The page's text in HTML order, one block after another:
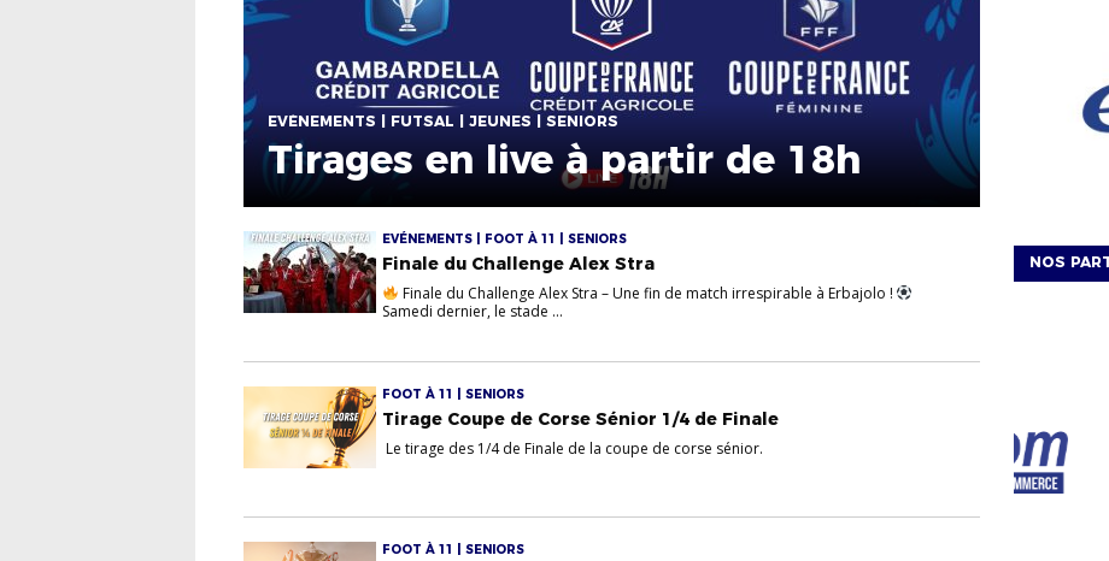
EVÉNEMENTS | FUTSAL | JEUNES | SENIORS
Tirages en live à partir de 18h
EVÉNEMENTS | FOOT À 11 | SENIORS
Finale du Challenge Alex Stra
Finale du Challenge Alex Stra – Une fin de match irrespirable à Erbajolo !
Samedi dernier, le stade ...
FOOT À 11 | SENIORS
Tirage Coupe de Corse Sénior 1/4 de Finale
Le tirage des 1/4 de Finale de la coupe de corse sénior.
FOOT À 11 | SENIORS
NOS